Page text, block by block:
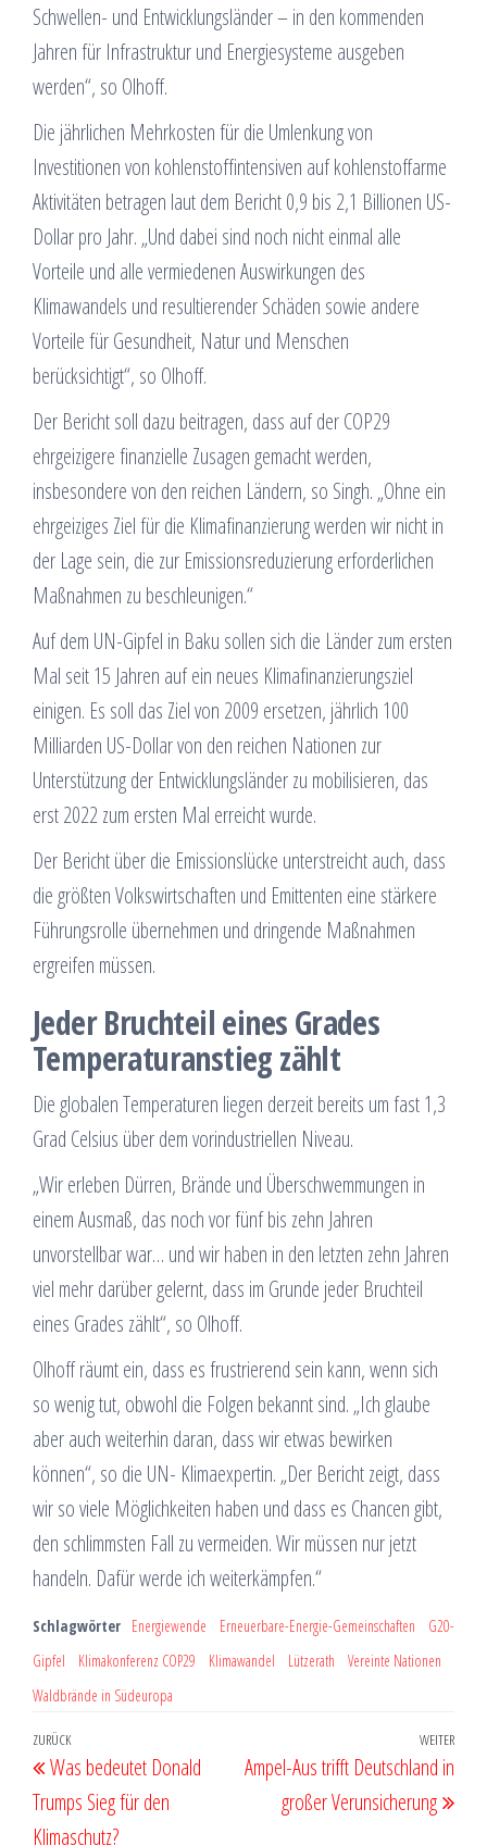
Schwellen- und Entwicklungsländer – in den kommenden
Jahren für Infrastruktur und Energiesysteme ausgeben
werden“, so Olhoff.
Die jährlichen Mehrkosten für die Umlenkung von
Investitionen von kohlenstoffintensiven auf kohlenstoffarme
Aktivitäten betragen laut dem Bericht 0,9 bis 2,1 Billionen US-
Dollar pro Jahr. „Und dabei sind noch nicht einmal alle
Vorteile und alle vermiedenen Auswirkungen des
Klimawandels und resultierender Schäden sowie andere
Vorteile für Gesundheit, Natur und Menschen
berücksichtigt“, so Olhoff.
Der Bericht soll dazu beitragen, dass auf der COP29
ehrgeizigere finanzielle Zusagen gemacht werden,
insbesondere von den reichen Ländern, so Singh. „Ohne ein
ehrgeiziges Ziel für die Klimafinanzierung werden wir nicht in
der Lage sein, die zur Emissionsreduzierung erforderlichen
Maßnahmen zu beschleunigen.“
Auf dem UN-Gipfel in Baku sollen sich die Länder zum ersten
Mal seit 15 Jahren auf ein neues Klimafinanzierungsziel
einigen. Es soll das Ziel von 2009 ersetzen, jährlich 100
Milliarden US-Dollar von den reichen Nationen zur
Unterstützung der Entwicklungsländer zu mobilisieren, das
erst 2022 zum ersten Mal erreicht wurde.
Der Bericht über die Emissionslücke unterstreicht auch, dass
die größten Volkswirtschaften und Emittenten eine stärkere
Führungsrolle übernehmen und dringende Maßnahmen
ergreifen müssen.
Jeder Bruchteil eines Grades
Temperaturanstieg zählt
Die globalen Temperaturen liegen derzeit bereits um fast 1,3
Grad Celsius über dem vorindustriellen Niveau.
„Wir erleben Dürren, Brände und Überschwemmungen in
einem Ausmaß, das noch vor fünf bis zehn Jahren
unvorstellbar war… und wir haben in den letzten zehn Jahren
viel mehr darüber gelernt, dass im Grunde jeder Bruchteil
eines Grades zählt“, so Olhoff.
Olhoff räumt ein, dass es frustrierend sein kann, wenn sich
so wenig tut, obwohl die Folgen bekannt sind. „Ich glaube
aber auch weiterhin daran, dass wir etwas bewirken
können“, so die UN- Klimaexpertin. „Der Bericht zeigt, dass
wir so viele Möglichkeiten haben und dass es Chancen gibt,
den schlimmsten Fall zu vermeiden. Wir müssen nur jetzt
handeln. Dafür werde ich weiterkämpfen.“
Schlagwörter Energiewende Erneuerbare-Energie-Gemeinschaften
G20-
Gipfel
Klimakonferenz COP29 Klimawandel Lützerath
Vereinte Nationen
Waldbrände in Südeuropa
Beitragsnavigation
Vorheriger
Beitrag
ZURÜCK
Was bedeutet Donald
Trumps Sieg für den
Klimaschutz?
WEITER
Ampel-Aus trifft Deutschland in
großer Verunsicherung